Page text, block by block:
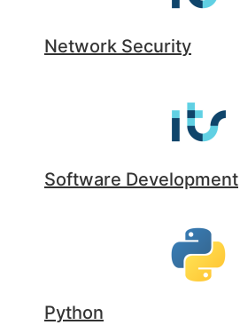
Network Security
Software Development
Python